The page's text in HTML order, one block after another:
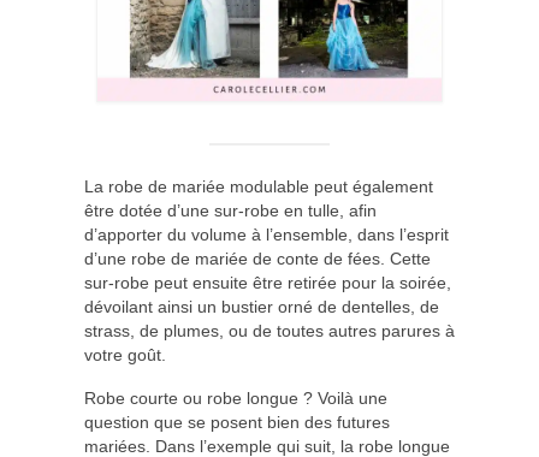
La robe de mariée modulable peut également
être dotée d’une sur-robe en tulle, afin
d’apporter du volume à l’ensemble, dans l’esprit
d’une robe de mariée de conte de fées. Cette
sur-robe peut ensuite être retirée pour la soirée,
dévoilant ainsi un bustier orné de dentelles, de
strass, de plumes, ou de toutes autres parures à
votre goût.
Robe courte ou robe longue ? Voilà une
question que se posent bien des futures
mariées. Dans l’exemple qui suit, la robe longue